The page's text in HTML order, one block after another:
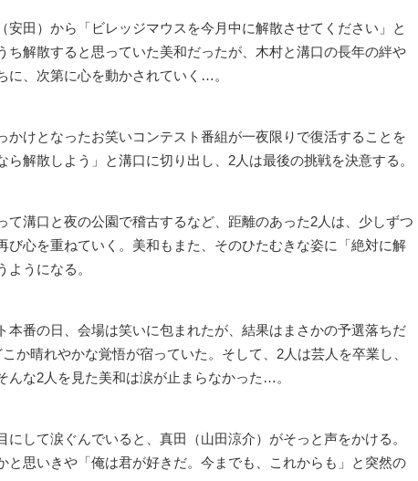
田）から「ビレッジマウスを今月中に解散させてください」と
ち解散すると思っていた美和だったが、木村と溝口の長年の絆や
に、次第に心を動かされていく…。
けとなったお笑いコンテスト番組が一夜限りで復活することを
ら解散しよう」と溝口に切り出し、2人は最後の挑戦を決意する。
溝口と夜の公園で稽古するなど、距離のあった2人は、少しずつ
び心を重ねていく。美和もまた、そのひたむきな姿に「絶対に解
うになる。
番の日、会場は笑いに包まれたが、結果はまさかの予選落ちだ
か晴れやかな覚悟が宿っていた。そして、2人は芸人を卒業し、
んな2人を見た美和は涙が止まらなかった…。
して涙ぐんでいると、真田（山田涼介）がそっと声をかける。
と思いきや「俺は君が好きだ。今までも、これからも」と突然の